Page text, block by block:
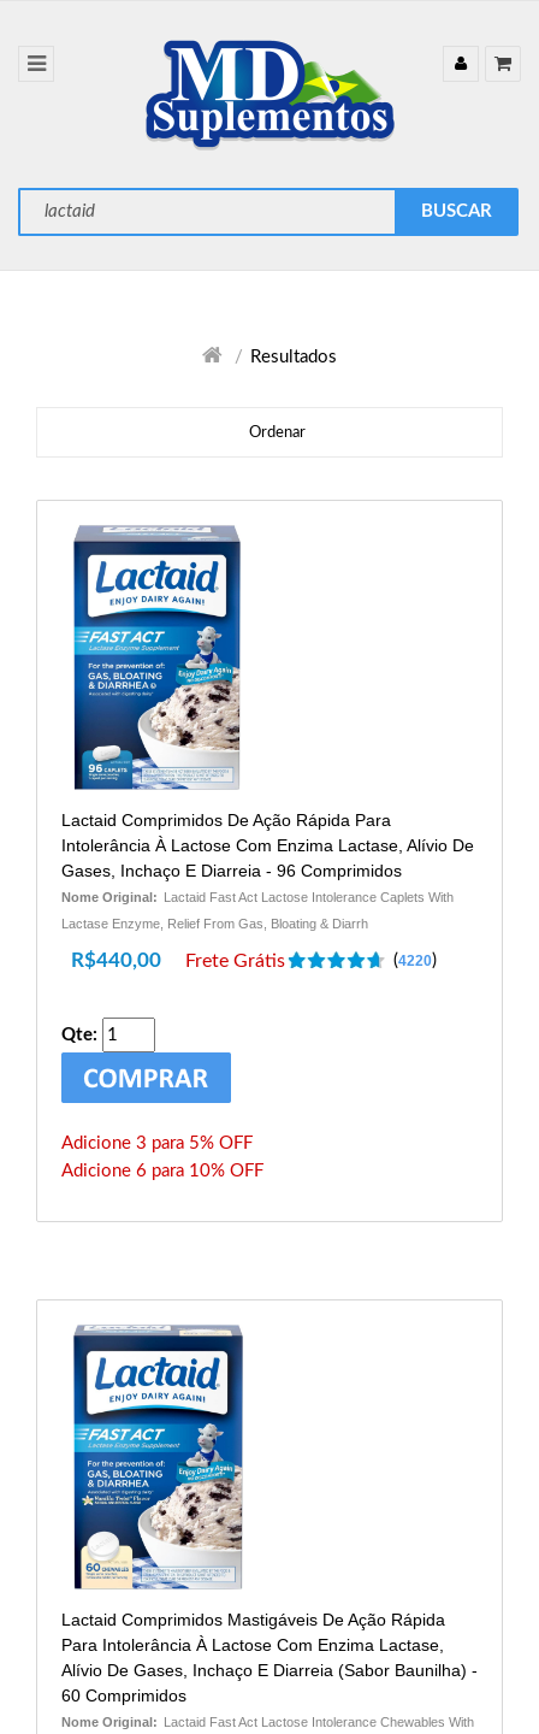
Resultados
Ordenar
Lactaid Comprimidos De Ação Rápida Para
Intolerância À Lactose Com Enzima Lactase, Alívio De
Gases, Inchaço E Diarreia - 96 Comprimidos
Nome Original: Lactaid Fast Act Lactose Intolerance Caplets With
Lactase Enzyme, Relief From Gas, Bloating & Diarrh
R$440,00 Frete Grátis (4220)
Qte:
Adicione 3 para 5% OFF
Adicione 6 para 10% OFF
Lactaid Comprimidos Mastigáveis ​​de Ação Rápida
Para Intolerância À Lactose Com Enzima Lactase,
Alívio De Gases, Inchaço E Diarreia (sabor Baunilha) -
60 Comprimidos
Nome Original: Lactaid Fast Act Lactose Intolerance Chewables With